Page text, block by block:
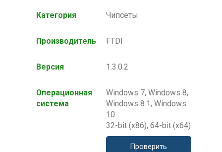
Категория Чипсеты
Производитель FTDI
Версия 1.3.0.2
Операционная
система
Windows 7, Windows 8,
Windows 8.1, Windows
10
32-bit (x86), 64-bit (x64)
Проверить